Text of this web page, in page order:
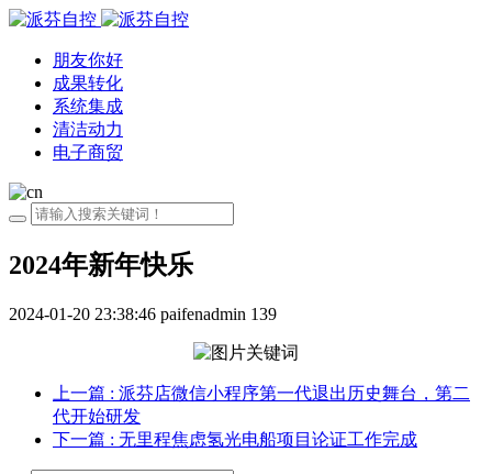
朋友你好
成果转化
系统集成
清洁动力
电子商贸
2024年新年快乐
2024-01-20 23:38:46 paifenadmin 139
上一篇 : 派芬店微信小程序第一代退出历史舞台，第二
代开始研发
下一篇 : 无里程焦虑氢光电船项目论证工作完成